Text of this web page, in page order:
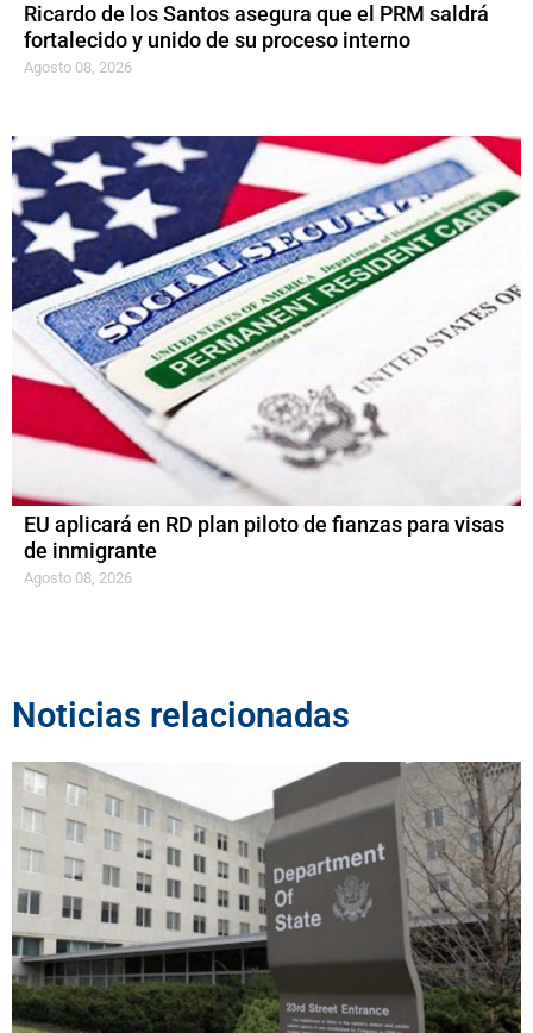
Ricardo de los Santos asegura que el PRM saldrá
fortalecido y unido de su proceso interno
Agosto 08, 2026
EU aplicará en RD plan piloto de fianzas para visas
de inmigrante
Agosto 08, 2026
Noticias relacionadas